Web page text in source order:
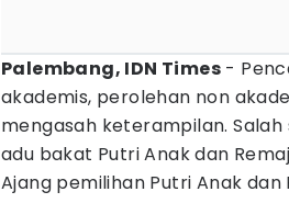
Palembang, IDN Times -
akademis, perolehan non
mengasah keterampilan.
adu bakat Putri Anak dan
Ajang pemilihan Putri Anak